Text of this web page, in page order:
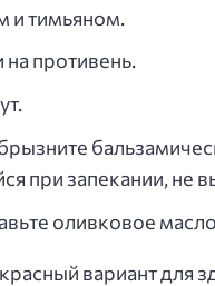
и тимьяном.
противень.
при запекании, не
оливковое
вариант для